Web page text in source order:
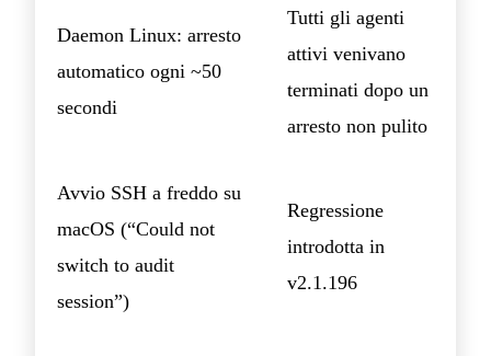
Daemon Linux: arresto
automatico ogni ~50
secondi
Tutti gli agenti
attivi venivano
terminati dopo un
arresto non pulito
Avvio SSH a freddo su
macOS (“Could not
switch to audit
session”)
Regressione
introdotta in
v2.1.196